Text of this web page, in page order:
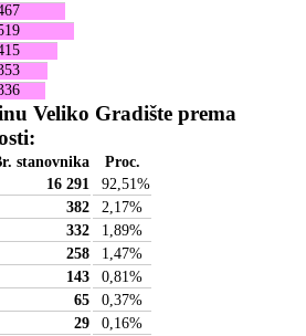
Veliko Gradište prema
stanovnika
Proc.
16 291 92,51 %
382 2,17%
332 1,89%
258 1,47%
143 0,81 %
65 0,37%
29 0,16%